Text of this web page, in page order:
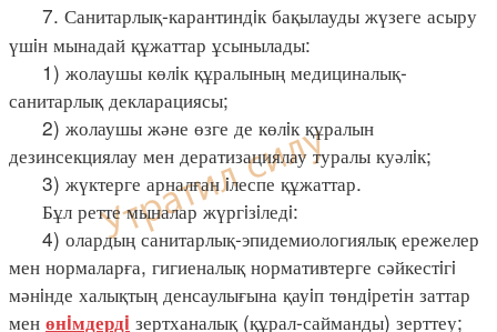
7. Санитарлық-карантиндiк бақылауды жүзеге асыру
үшiн мынадай құжаттар ұсынылады:
1) жолаушы көлiк құралының медициналық-
санитарлық декларациясы;
2) жолаушы және өзге де көлiк құралын
дезинсекциялау мен дератизациялау туралы куәлiк;
3) жүктерге арналған iлеспе құжаттар.
Бұл ретте мыналар жүргiзiледi:
4) олардың санитарлық-эпидемиологиялық ережелер
мен нормаларға, гигиеналық нормативтерге сәйкестiгi
мәнiнде халықтың денсаулығына қауiп төндiретін заттар
мен өнiмдердi зертханалық (құрал-сайманды) зерттеу;